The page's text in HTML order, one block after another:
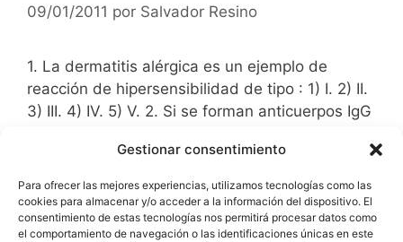
Gestionar consentimiento
Para ofrecer las mejores experiencias, utilizamos tecnologías como las
cookies para almacenar y/o acceder a la información del dispositivo. El
consentimiento de estas tecnologías nos permitirá procesar datos como
el comportamiento de navegación o las identificaciones únicas en este
09/01/2011 por Salvador Resino
1. La dermatitis alérgica es un ejemplo de
reacción de hipersensibilidad de tipo : 1) I. 2) II.
3) III. 4) IV. 5) V. 2. Si se forman anticuerpos IgG
enfermedades hemolíticas en recién nacidos de
: 1) madre AB y padre O. 2) …
Leer mas……….